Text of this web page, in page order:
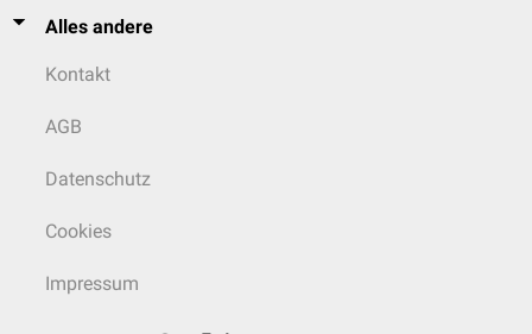
Alles andere
Kontakt
AGB
Datenschutz
Cookies
Impressum